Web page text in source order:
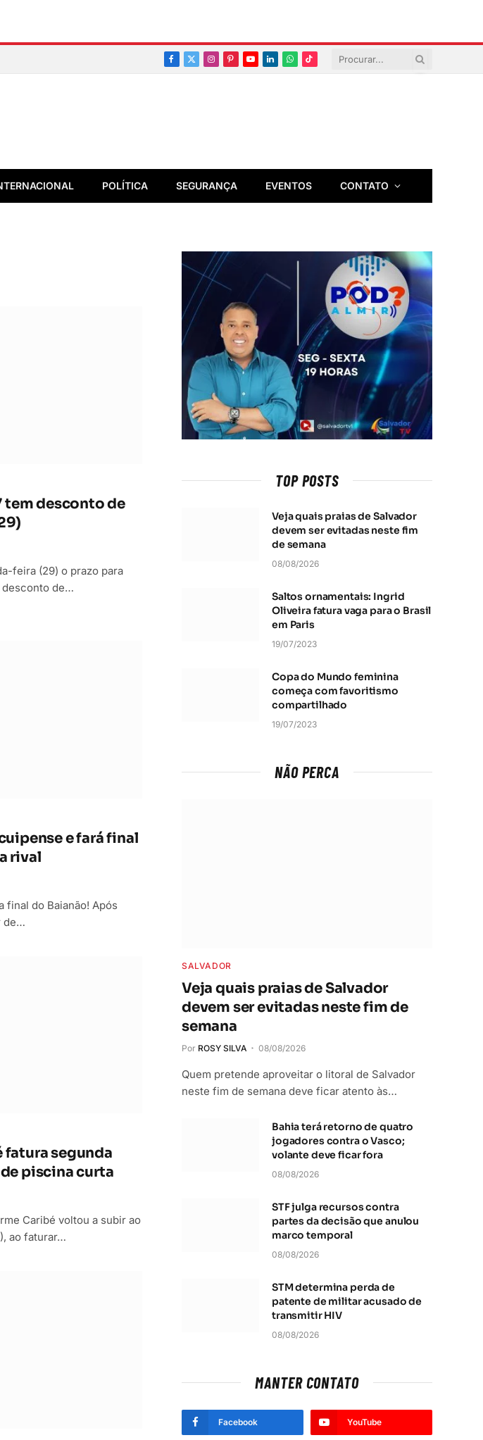
Facebook
X
Instagram
PinterestYouTubeLinkedInWhatsapp
TikTok
POLÍTICA SEGURANÇA EVENTOS CONTATO
tem desconto de
feira (29) o prazo para
desconto de…
e fará final
rival
final do Baianão! Após
de…
fatura segunda
piscina curta
Caribé voltou a subir ao
ao faturar…
TOP POSTS
Veja quais praias de Salvador
devem ser evitadas neste fim
de semana
08/08/2026
Saltos ornamentais: Ingrid
Oliveira fatura vaga para o Brasil
em Paris
19/07/2023
Copa do Mundo feminina
começa com favoritismo
compartilhado
19/07/2023
NÃO PERCA
SALVADOR
Veja quais praias de Salvador
devem ser evitadas neste fim de
semana
Por ROSY SILVA 08/08/2026
Quem pretende aproveitar o litoral de Salvador
neste fim de semana deve ficar atento às…
Bahia terá retorno de quatro
jogadores contra o Vasco;
volante deve ficar fora
08/08/2026
STF julga recursos contra
partes da decisão que anulou
marco temporal
08/08/2026
STM determina perda de
patente de militar acusado de
transmitir HIV
08/08/2026
MANTER CONTATO
Facebook YouTube